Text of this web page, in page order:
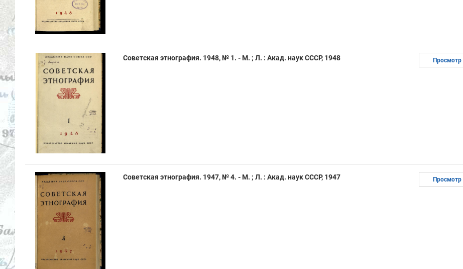
Советская этнография. 1948, № 1. - М. ; Л. : Акад. наук СССР, 1948 Просмотр
Советская этнография. 1947, № 4. - М. ; Л. : Акад. наук СССР, 1947 Просмотр